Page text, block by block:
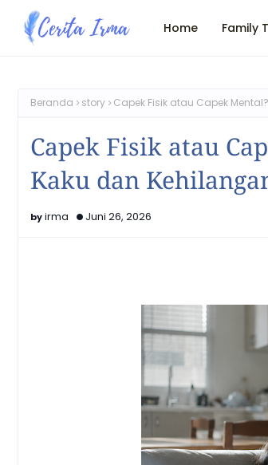
Home Family
Beranda story Capek Fisik atau Capek
Capek Fisik atau
Kaku dan
irma Juni 26, 2026